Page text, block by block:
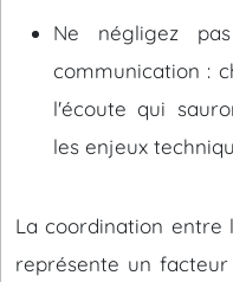
Ne négligez
communication :
l'écoute qui
les enjeux
La coordination
représente un